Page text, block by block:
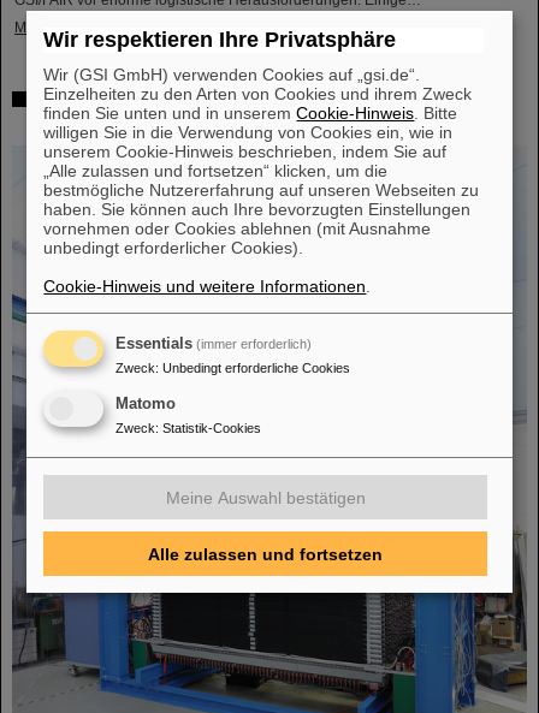
Mehr »
Erfolgreiches Experiment mit FAIR-Detektor in Japan –
Erstmalige Messung des Kerns Sauerstoff-28
Wir respektieren Ihre Privatsphäre
Wir (GSI GmbH) verwenden Cookies auf „gsi.de“.
Einzelheiten zu den Arten von Cookies und ihrem Zweck
finden Sie unten und in unseremCookie-Hinweis . Bitte
willigen Sie in die Verwendung von Cookies ein, wie in
unserem Cookie-Hinweis beschrieben, indem Sie auf
„Alle zulassen und fortsetzen“ klicken, um die
bestmögliche Nutzererfahrung auf unseren Webseiten zu
haben. Sie können auch Ihre bevorzugten Einstellungen
vornehmen oder Cookies ablehnen (mit Ausnahme
unbedingt erforderlicher Cookies).
Cookie-Hinweis und weitere Informationen
Essentials (immer erforderlich)
Zweck: Unbedingt erforderliche Cookies
Matomo
Zweck: Statistik-Cookies
Meine Auswahl bestätigen
Alle zulassen und fortsetzen